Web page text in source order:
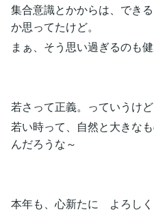
集合意識とかからは、でき
か思ってたけど。
まぁ、そう思い過ぎるのも
若さって正義。っていうけど
若い時って、自然と大きな
んだろうな～
本年も、心新たに よろしく